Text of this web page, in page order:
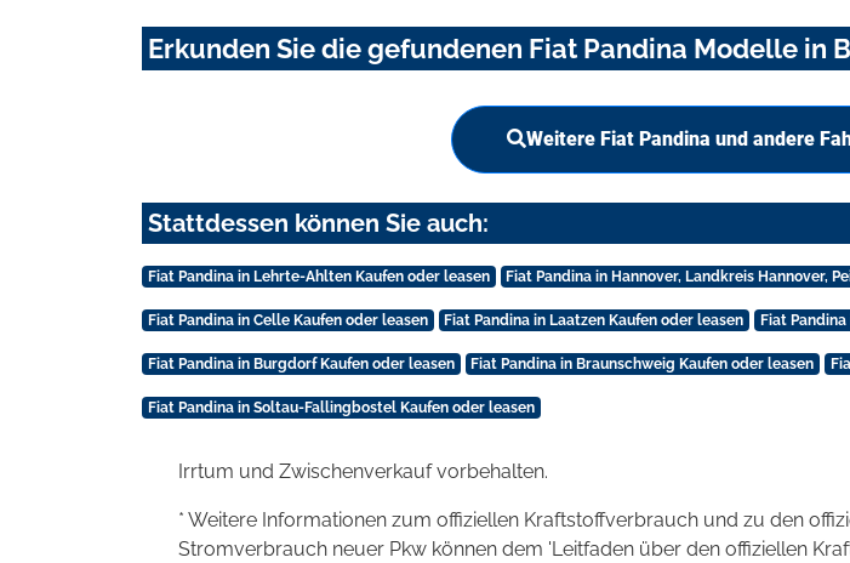
Erkunden Sie die gefundenen Fiat Pandina Modelle in
Weitere Fiat Pandina und andere
Stattdessen können Sie auch:
Fiat Pandina in Lehrte-Ahlten Kaufen oder leasen Fiat Pandina in Hannover, Landkreis Hannover,
Fiat Pandina in Celle Kaufen oder leasen Fiat Pandina in Laatzen Kaufen oder leasen Fiat
Fiat Pandina in Burgdorf Kaufen oder leasen Fiat Pandina in Braunschweig Kaufen oder leasen
Fiat Pandina in Soltau-Fallingbostel Kaufen oder leasen
Irrtum und Zwischenverkauf vorbehalten.
* Weitere Informationen zum offiziellen Kraftstoffverbrauch und zu den
Stromverbrauch neuer Pkw können dem 'Leitfaden über den offiziellen